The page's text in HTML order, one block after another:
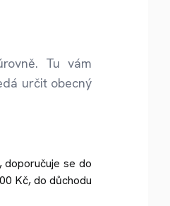
Tu vám
určit obecný
doporučuje se do
Kč, do důchodu